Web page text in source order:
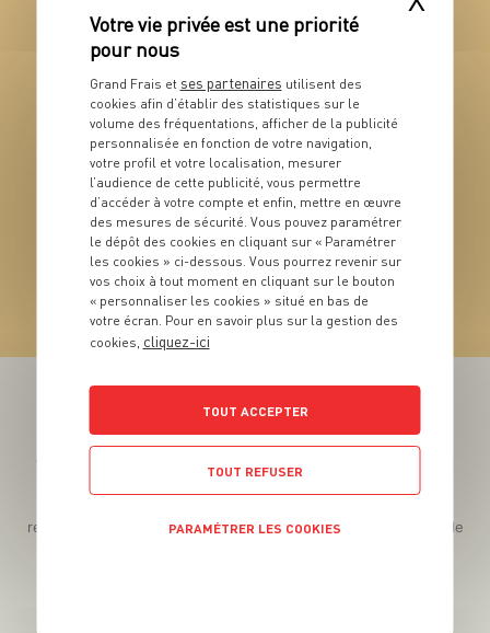
VOIR LE PRODUIT
VIN
Vacqueyras AOP
VOIR LE PRODUIT
Téléchargez l’App pour profiter d’offres exclusives !
recettes gourmandes, des jeux inédits... le tout dans une seule
Grand Frais et ses partenaires utilisent des
cookies afin d’établir des statistiques sur le
volume des fréquentations, afficher de la publicité
personnalisée en fonction de votre navigation,
votre profil et votre localisation, mesurer
l’audience de cette publicité, vous permettre
d’accéder à votre compte et enfin, mettre en œuvre
des mesures de sécurité. Vous pouvez paramétrer
le dépôt des cookies en cliquant sur « Paramétrer
les cookies » ci-dessous. Vous pourrez revenir sur
vos choix à tout moment en cliquant sur le bouton
« personnaliser les cookies » situé en bas de
votre écran. Pour en savoir plus sur la gestion des
cookies, cliquez-ici
TOUT ACCEPTER
TOUT REFUSER
PARAMÉTRER LES COOKIES